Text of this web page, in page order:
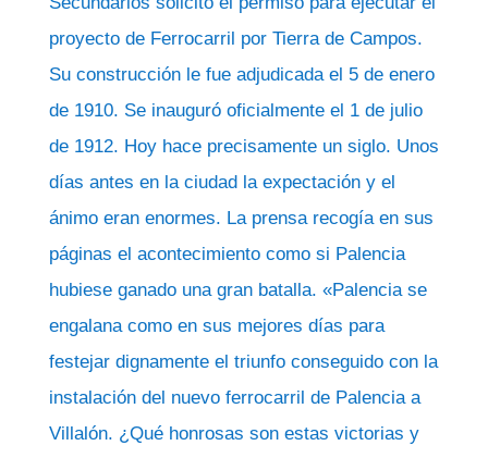
proyecto de Ferrocarril por Tierra de Campos.
Su construcción le fue adjudicada el 5 de enero
de 1910. Se inauguró oficialmente el 1 de julio
de 1912. Hoy hace precisamente un siglo. Unos
días antes en la ciudad la expectación y el
ánimo eran enormes. La prensa recogía en sus
páginas el acontecimiento como si Palencia
hubiese ganado una gran batalla. «Palencia se
engalana como en sus mejores días para
festejar dignamente el triunfo conseguido con la
instalación del nuevo ferrocarril de Palencia a
Villalón. ¿Qué honrosas son estas victorias y